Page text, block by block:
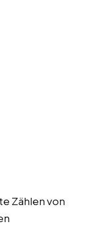
Zählen von